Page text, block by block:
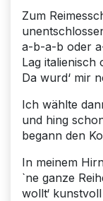
Zum
a-b-a-b oder
Lag italienisch
Da wurd‘ mir
Ich wählte
und hing
begann den
In meinem
`ne ganze
wollt‘